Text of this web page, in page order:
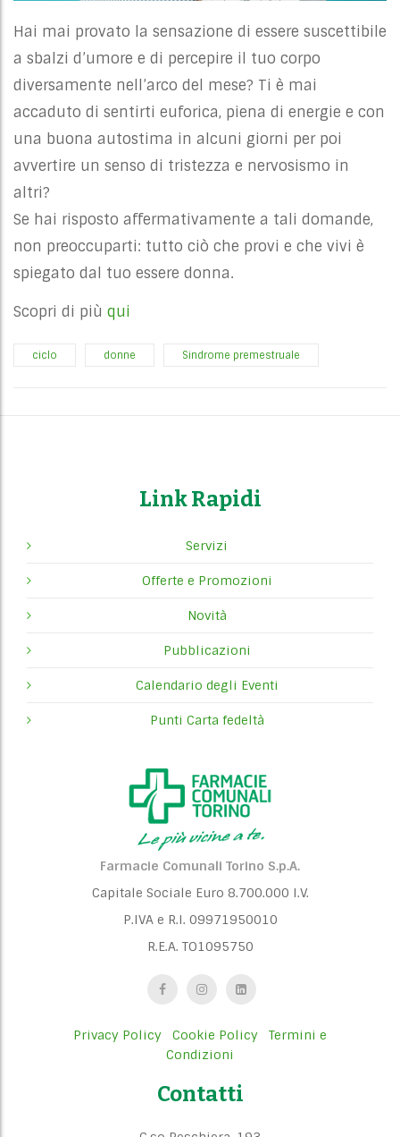
Hai mai provato la sensazione di essere suscettibile
a sbalzi d’umore e di percepire il tuo corpo
diversamente nell’arco del mese? Ti è mai
accaduto di sentirti euforica, piena di energie e con
una buona autostima in alcuni giorni per poi
avvertire un senso di tristezza e nervosismo in
altri?
Se hai risposto affermativamente a tali domande,
non preoccuparti: tutto ciò che provi e che vivi è
spiegato dal tuo essere donna.
Scopri di più qui
ciclo donne Sindrome premestruale
Link Rapidi
Servizi
Offerte e Promozioni
Novità
Pubblicazioni
Calendario degli Eventi
Punti Carta fedeltà
Farmacie Comunali Torino S.p.A.
Capitale Sociale Euro 8.700.000 I.V.
P.IVA e R.I. 09971950010
R.E.A. TO1095750
Privacy Policy Cookie Policy
Termini e
Condizioni
Contatti